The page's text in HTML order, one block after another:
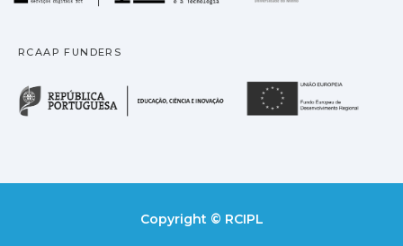
RCAAP FUNDERS
República Portuguesa
Copyright © RCIPL